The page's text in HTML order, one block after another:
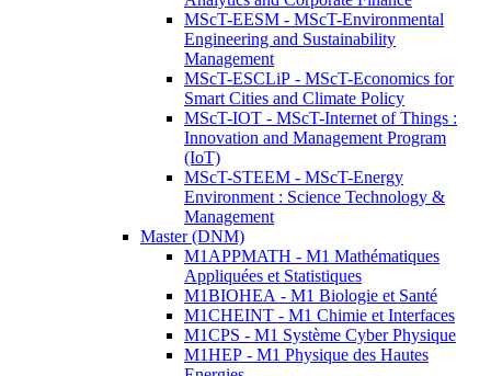
MScT-EESM - MScT-Environmental
Engineering and Sustainability
Management
MScT-ESCLiP - MScT-Economics for
Smart Cities and Climate Policy
MScT-IOT - MScT-Internet of Things :
Innovation and Management Program
(IoT)
MScT-STEEM - MScT-Energy
Environment : Science Technology &
Management
Master (DNM)
M1APPMATH - M1 Mathématiques
Appliquées et Statistiques
M1BIOHEA - M1 Biologie et Santé
M1CHEINT - M1 Chimie et Interfaces
M1CPS - M1 Système Cyber Physique
M1HEP - M1 Physique des Hautes